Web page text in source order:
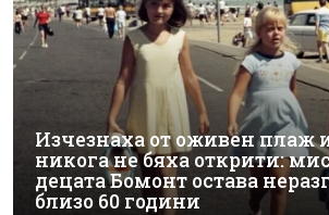
Изчезнаха от оживен плаж
никога не бяха открити:
децата Бомонт остава
близо 60 години